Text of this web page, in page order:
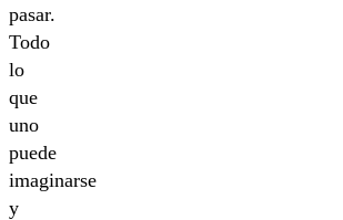
pasar.
Todo
lo
que
uno
puede
imaginarse
y